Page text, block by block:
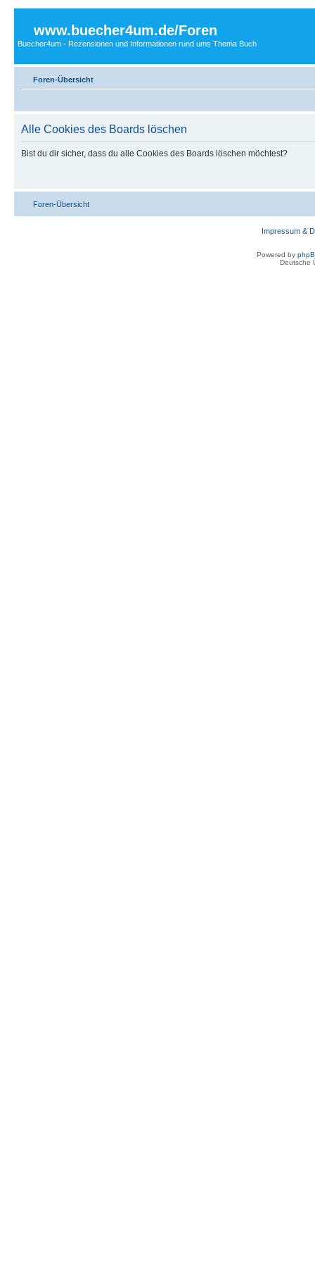
www.buecher4um.de/Foren
Buecher4um - Rezensionen und Informationen rund ums Thema Buch
Foren-Übersicht
Alle Cookies des Boards löschen
Bist du dir sicher, dass du alle Cookies des Boards löschen möchtest?
Foren-Übersicht
Impressum &
Powered by
Deutsche